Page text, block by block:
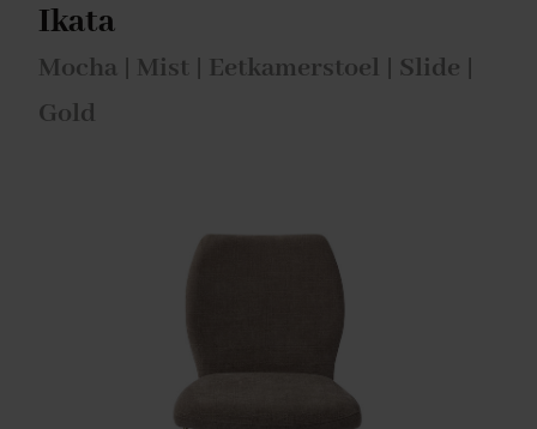
Ikata
Mocha | Mist | Eetkamerstoel | Slide |
Gold